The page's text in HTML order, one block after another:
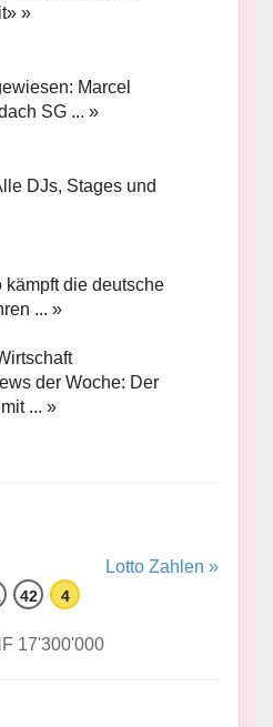
»
Marcel
SG ... »
DJs, Stages und
kämpft die deutsche
... »
der Woche: Der
... »
Lotto Zahlen »
42 4
17'300'000